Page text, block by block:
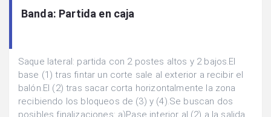
Banda: Partida en caja
Saque lateral: partida con 2 postes altos y 2 bajos.El
base (1) tras fintar un corte sale al exterior a recibir el
balón.El (2) tras sacar corta horizontalmente la zona
recibiendo los bloqueos de (3) y (4).Se buscan dos
posibles finalizaciones: a)Pase interior al (2) a la salida